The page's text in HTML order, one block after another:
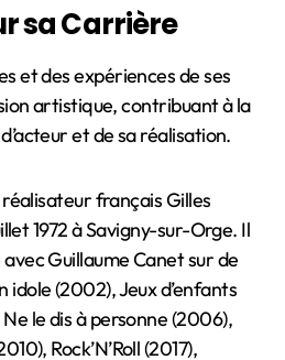
sa Carrière
et des expériences de ses
artistique, contribuant à la
et de sa réalisation.
français Gilles
1972 à Savigny-sur-Orge. Il
Guillaume Canet sur de
idole (2002), Jeux d’enfants
le dis à personne (2006),
Rock’N’Roll (2017),